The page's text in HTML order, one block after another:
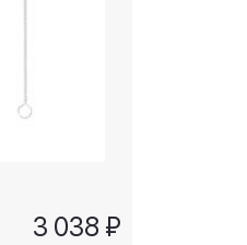
3 038 ₽